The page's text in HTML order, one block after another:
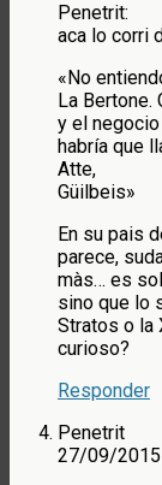
Penetrit:
aca lo corri
«No
La Bertone.
y el
habría que
Atte,
Güilbeis»
En su pais
parece,
màs… es
sino que lo
Stratos o la
curioso?
Responder
Penetrit
27/09/2015